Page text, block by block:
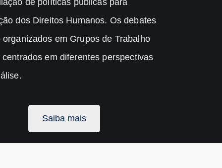
de políticas públicas para
dos Direitos Humanos. Os debates
organizados em Grupos de Trabalho
centrados em diferentes perspectivas
Saiba mais